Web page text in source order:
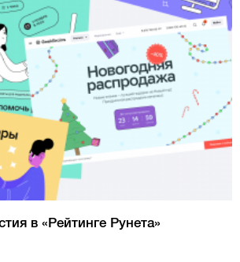
в «Рейтинге Рунета»